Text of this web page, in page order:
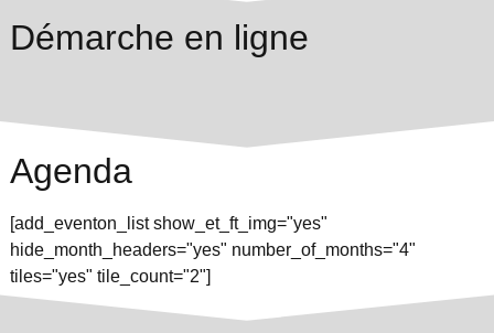
Démarche en ligne
Agenda
[add_eventon_list show_et_ft_img="yes"
hide_month_headers="yes" number_of_months="4"
tiles="yes" tile_count="2"]